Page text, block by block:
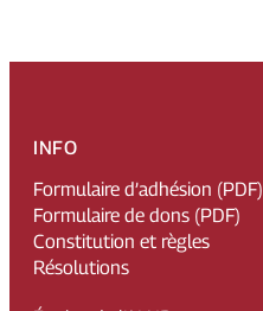
INFO
Formulaire d’adhésion (PDF)
Formulaire de dons (PDF)
Constitution et règles
Résolutions